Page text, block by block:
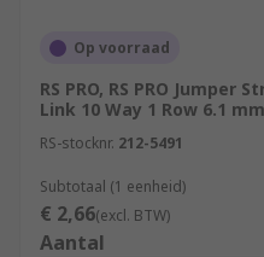
Op voorraad
RS PRO, RS PRO Jumper
Link 10 Way 1 Row 6.1
RS-stocknr. 212-5491
Subtotaal (1 eenheid)
€ 2,66(excl. BTW)
Aantal